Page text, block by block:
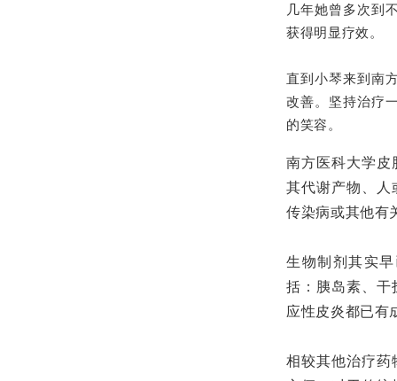
几年她曾多次到
获得明显疗效。
直到小琴来到南
改善。坚持治疗
的笑容。
南方医科大学皮
其代谢产物、人
传染病或其他有
生物制剂其实
括：胰岛素、干
应性皮炎都已有
相较其他治疗药